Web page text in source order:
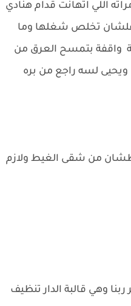
اللي اتهانت قدام هنادي
تخلص شغلها وما
واقفة بتمسح العرق من
ويحيى لسه راجع من بره
من شقى الغيط ولازم
وهي قالبة الدار تنظيف